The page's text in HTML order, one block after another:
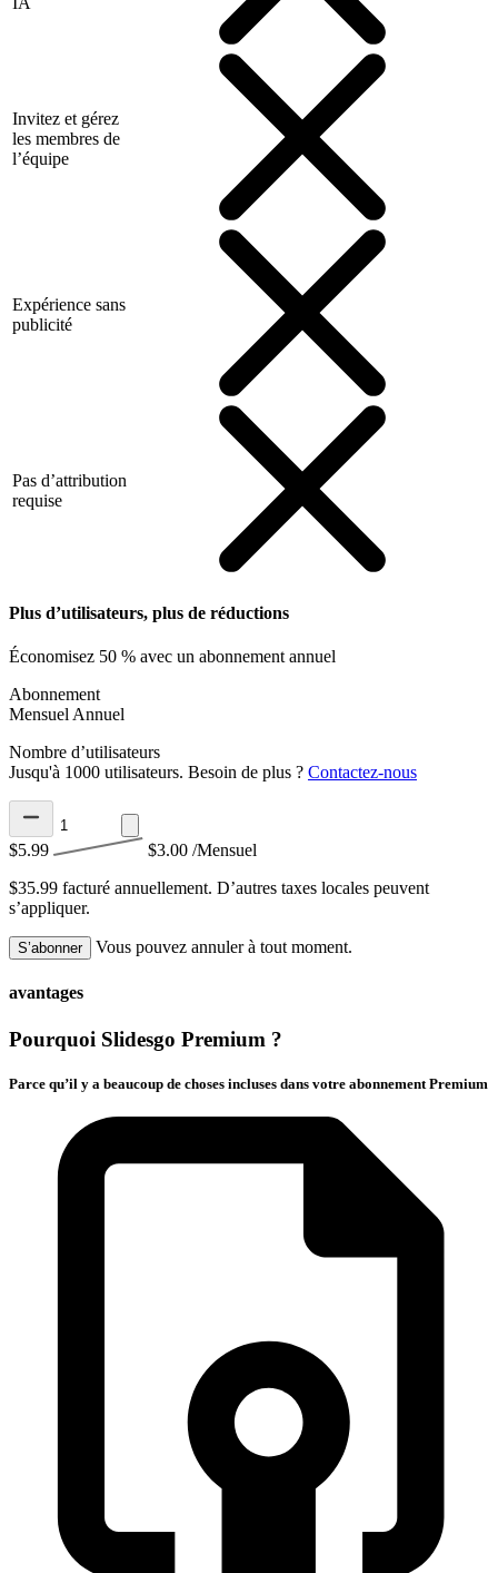
Invitez et gérez
les membres de
l’équipe
Expérience sans
publicité
Pas d’attribution
requise
Plus d’utilisateurs, plus de réductions
Économisez 50 % avec un abonnement annuel
Abonnement
Mensuel Annuel
Nombre d’utilisateurs
Jusqu'à 1000 utilisateurs. Besoin de plus ? Contactez-nous
$5.99 $3.00 /Mensuel
$35.99 facturé annuellement. D’autres taxes locales peuvent
s’appliquer.
S’abonner Vous pouvez annuler à tout moment.
avantages
Pourquoi Slidesgo Premium ?
Parce qu’il y a beaucoup de choses incluses dans votre abonnement Premium